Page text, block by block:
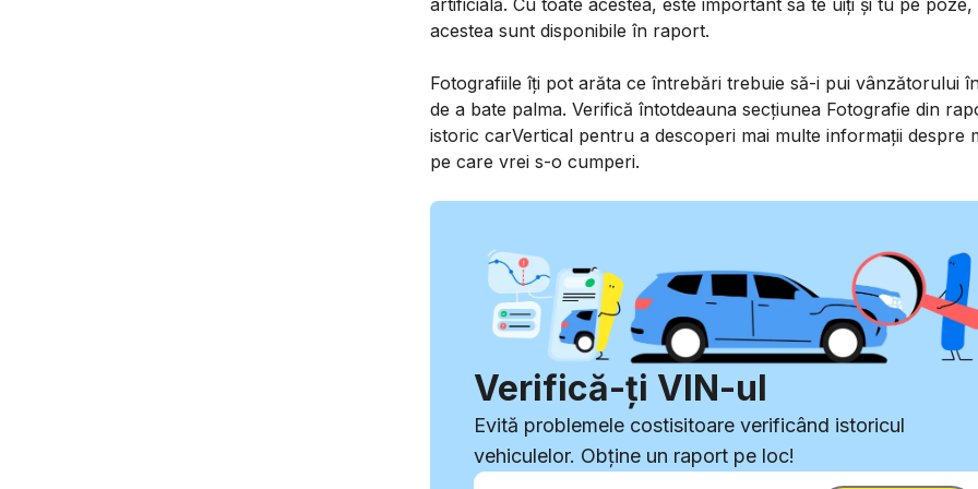
artificială. Cu toate acestea, este important să te uiți și tu pe poze,
acestea sunt disponibile în raport.
Fotografiile îți pot arăta ce întrebări trebuie să-i pui vânzătorului
de a bate palma. Verifică întotdeauna secțiunea Fotografie din
istoric carVertical pentru a descoperi mai multe informații despre
pe care vrei s-o cumperi.
Verifică-ți VIN-ul
Evită problemele costisitoare verificând istoricul
vehiculelor. Obține un raport pe loc!
Introdu VIN